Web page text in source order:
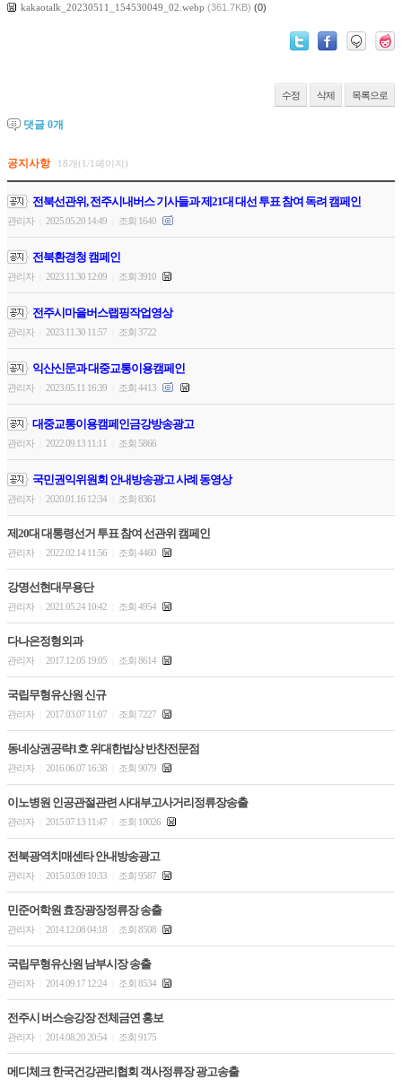
kakaotalk_20230511_154530049_02.webp (361.7KB) (0)
수정 삭제 목록으로
댓글 0개
공지사항 18개(1/1페이지)
전북선관위, 전주시내버스 기사들과 제21대 대선 투표 참여 독려 캠페인
관리자 2025.05.20 14:49 조회 1640
전북환경청 캠페인
관리자 2023.11.30 12:09 조회 3910
전주시마을버스랩핑작업영상
관리자 2023.11.30 11:57 조회 3722
익산신문과 대중교통이용캠페인
관리자 2023.05.11 16:39 조회 4413
대중교통이용캠페인금강방송광고
관리자 2022.09.13 11:11 조회 5866
국민권익위원회 안내방송광고 사례 동영상
관리자 2020.01.16 12:34 조회 8361
제20대 대통령선거 투표 참여 선관위 캠페인
관리자 2022.02.14 11:56 조회 4460
강명선현대무용단
관리자 2021.05.24 10:42 조회 4954
다나은정형외과
관리자 2017.12.05 19:05 조회 8614
국립무형유산원 신규
관리자 2017.03.07 11:07 조회 7227
동네상권공략1호 위대한밥상 반찬전문점
관리자 2016.06.07 16:38 조회 9079
이노병원 인공관절관련 사대부고사거리정류장송출
관리자 2015.07.13 11:47 조회 10026
전북광역치매센타 안내방송광고
관리자 2015.03.09 10:33 조회 9587
민준어학원 효장광장정류장 송출
관리자 2014.12.08 04:18 조회 8508
국립무형유산원 남부시장 송출
관리자 2014.09.17 12:24 조회 8534
전주시 버스승강장 전체금연 홍보
관리자 2014.08.20 20:54 조회 9175
메디체크 한국건강관리협회 객사정류장 광고송출